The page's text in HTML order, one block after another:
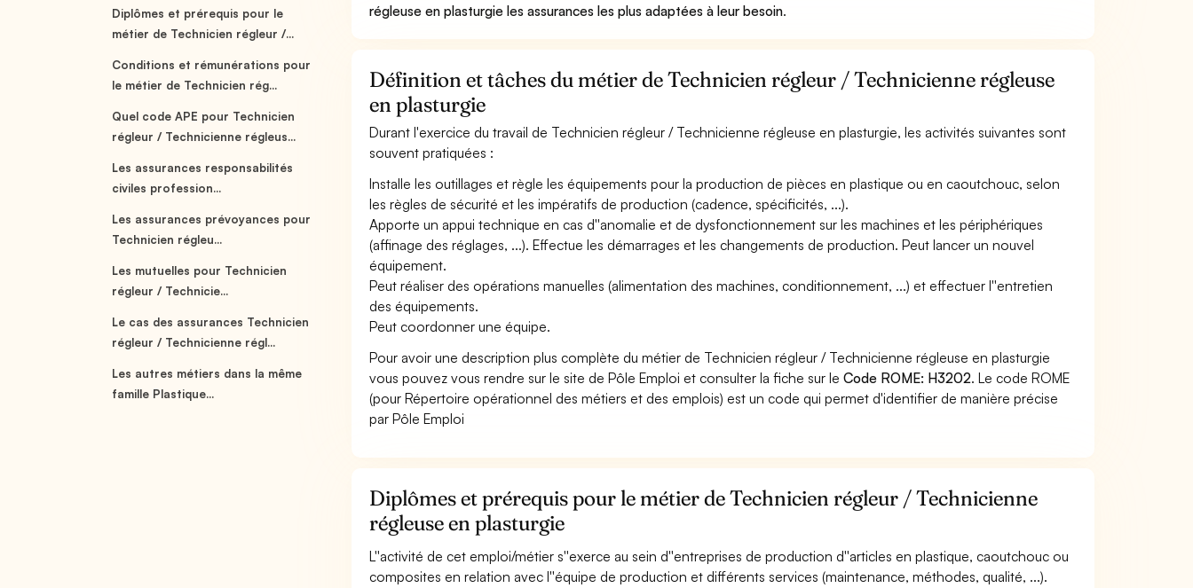
Diplômes et prérequis pour le
métier de Technicien régleur /...
Conditions et rémunérations pour
le métier de Technicien rég...
Quel code APE pour Technicien
régleur / Technicienne régleus...
Les assurances responsabilités
civiles profession...
Les assurances prévoyances pour
Technicien régleu...
Les mutuelles pour Technicien
régleur / Technicie...
Le cas des assurances Technicien
régleur / Technicienne régl...
Les autres métiers dans la même
famille Plastique...
régleuse en plasturgie les assurances les plus adaptées à leur besoin.
Définition et tâches du métier de Technicien régleur / Technicienne régleuse
en plasturgie
Durant l'exercice du travail de Technicien régleur / Technicienne régleuse en plasturgie, les activités suivantes sont
souvent pratiquées :
Installe les outillages et règle les équipements pour la production de pièces en plastique ou en caoutchouc, selon
les règles de sécurité et les impératifs de production (cadence, spécificités, ...).
Apporte un appui technique en cas d''anomalie et de dysfonctionnement sur les machines et les périphériques
(affinage des réglages, ...). Effectue les démarrages et les changements de production. Peut lancer un nouvel
équipement.
Peut réaliser des opérations manuelles (alimentation des machines, conditionnement, ...) et effectuer l''entretien
des équipements.
Peut coordonner une équipe.
Pour avoir une description plus complète du métier de Technicien régleur / Technicienne régleuse en plasturgie
vous pouvez vous rendre sur le site de Pôle Emploi et consulter la fiche sur leCode ROME: H3202. Le code ROME
(pour Répertoire opérationnel des métiers et des emplois) est un code qui permet d'identifier de manière précise
par Pôle Emploi
Diplômes et prérequis pour le métier de Technicien régleur / Technicienne
régleuse en plasturgie
L''activité de cet emploi/métier s''exerce au sein d''entreprises de production d''articles en plastique, caoutchouc ou
composites en relation avec l''équipe de production et différents services (maintenance, méthodes, qualité, ...).